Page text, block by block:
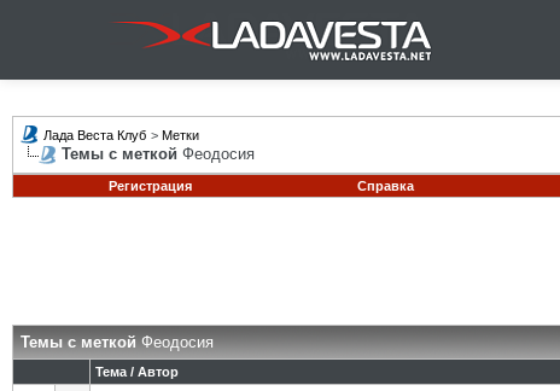
Лада Веста Клуб > Метки
Темы с меткой Феодосия
Регистрация
Справка
Темы с меткойФеодосия
Тема / Автор